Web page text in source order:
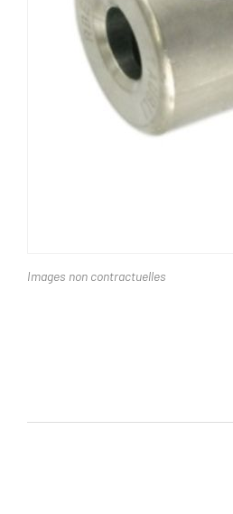
Images non contractuelles